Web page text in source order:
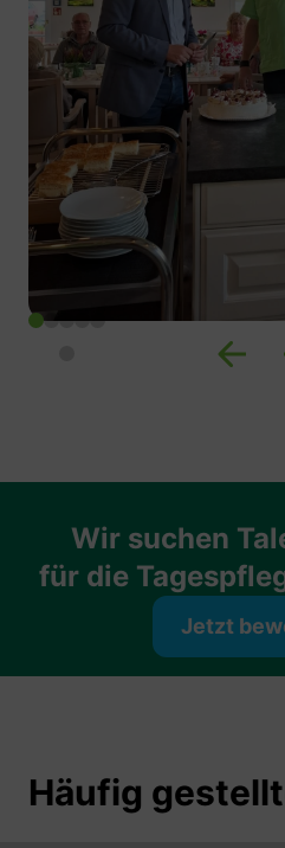
Wir suchen
für die
Jetzt
Häufig